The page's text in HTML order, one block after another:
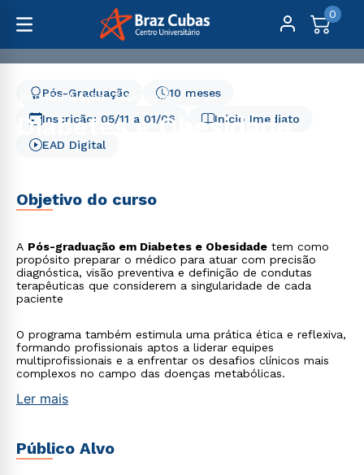
0
Pós-Graduação Medicina Diabetes e Obesidade
Diabetes e Obesidade
Início Imediato
10 meses
Pós-Graduação
EAD Digital
Inscrição: 05/11 a 01/06
Objetivo do curso
A Pós-graduação em Diabetes e Obesidade tem como
propósito preparar o médico para atuar com precisão
diagnóstica, visão preventiva e definição de condutas
terapêuticas que considerem a singularidade de cada
paciente
O programa também estimula uma prática ética e reflexiva,
formando profissionais aptos a liderar equipes
multiprofissionais e a enfrentar os desafios clínicos mais
complexos no campo das doenças metabólicas.
Ler mais
Público Alvo